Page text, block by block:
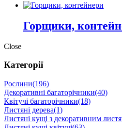
Горщики,
Close
Категорії
Рослини(196)
Декоративні багаторічники(40)
Квітучі багаторічники(18)
Листяні дерева(1)
Листяні кущі з декоративним